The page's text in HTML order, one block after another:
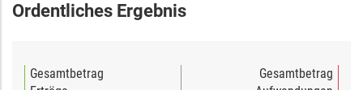
Ordentliches Ergebnis
Gesamtbetrag
Gesamtbetrag